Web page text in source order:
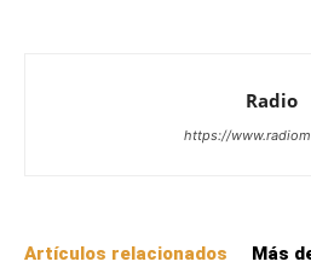
Radio
https://
Artículos relacionados Más